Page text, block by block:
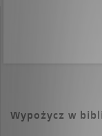
Wypożycz w